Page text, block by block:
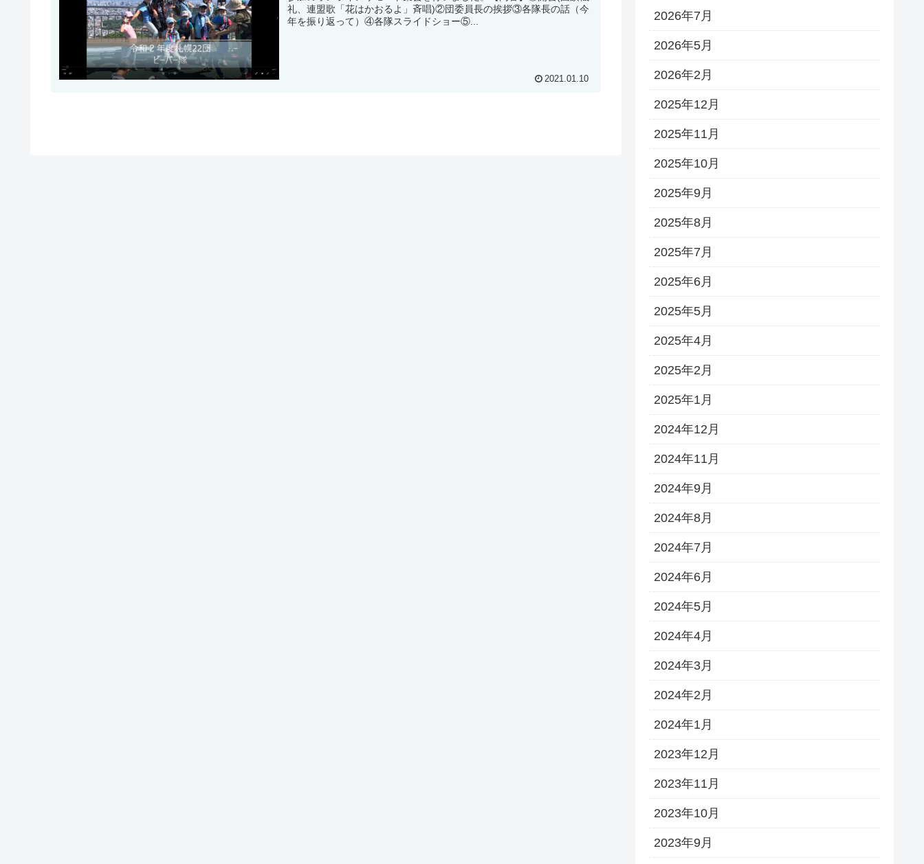
礼、連盟歌「花はかおるよ」斉唱)②団委員長の挨拶③各隊長の話（今
年を振り返って）④各隊スライドショー⑤...
2021.01.10
2026年7月
2026年5月
2026年2月
2025年12月
2025年11月
2025年10月
2025年9月
2025年8月
2025年7月
2025年6月
2025年5月
2025年4月
2025年2月
2025年1月
2024年12月
2024年11月
2024年9月
2024年8月
2024年7月
2024年6月
2024年5月
2024年4月
2024年3月
2024年2月
2024年1月
2023年12月
2023年11月
2023年10月
2023年9月